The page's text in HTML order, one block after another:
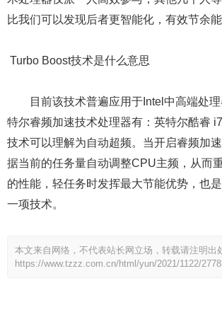
比我们可以发现后者更智能化，有效节余能
Turbo Boost技术是什么意思
目前该技术普遍应用于Intel中高端处理
特尔睿频加速技术处理器有：英特尔酷睿
技术可以理解为自动超频。当开启睿频加
据当前的任务量自动调整CPU主频，从而
的性能，轻任务时发挥最大节能优势，也
一项技术。
本文来自网络，不代表站长网立场，转载请注明出
https://www.tzzz.com.cn/html/yun/2021/1122/